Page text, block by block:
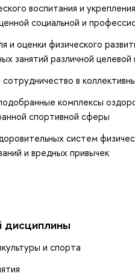
воспитания и
социальной и
и оценки физического
занятий различной
в
комплексы
спортивной сферы
систем
и вредных привычек
и спорта